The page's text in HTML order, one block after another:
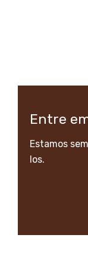
Entre
Estamos
los.